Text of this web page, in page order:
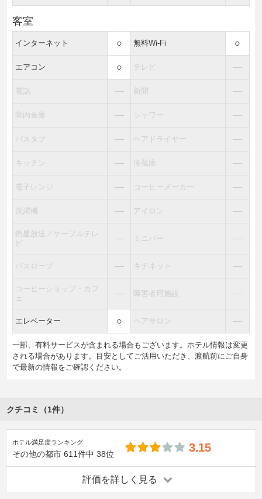
客室
インターネット ○ 無料Wi-Fi ○
エアコン ○ テレビ ―
電話 ― 新聞 ―
室内金庫 ― シャワー ―
バスタブ ― ヘアドライヤー ―
キッチン ― 冷蔵庫 ―
電子レンジ ― コーヒーメーカー ―
洗濯機 ― アイロン ―
衛星放送／ケーブルテレ
ビ
― ミニバー ―
バスローブ ― キチネット ―
コーヒーショップ・カフ
ェ
― 障害者用施設 ―
エレベーター ○ ヘアサロン ―
一部、有料サービスが含まれる場合もございます。ホテル情報は変更
される場合があります。目安としてご活用いただき、渡航前にご自身
で最新の情報をご確認ください。
クチコミ（1件）
ホテル満足度ランキング
その他の都市 611件中 38位 3.15
評価を詳しく見る